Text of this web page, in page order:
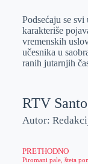
Podsećaju se
karakteriše
vremenskih
učesnika u
ranih jutarnjih
RTV
Autor:
PRETHODNO